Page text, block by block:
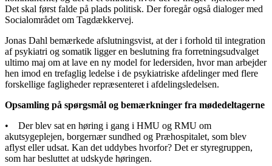
Det skal først falde på plads politisk. Der foregår også dialoger med
Socialområdet om Tagdækkervej.
Jonas Dahl bemærkede afslutningsvist, at der i forhold til integration
af psykiatri og somatik ligger en beslutning fra forretningsudvalget
ultimo maj om at lave en ny model for ledersiden, hvor man arbejder
hen imod en trefaglig ledelse i de psykiatriske afdelinger med flere
forskellige fagligheder repræsenteret i afdelingsledelsen.
Opsamling på spørgsmål og bemærkninger fra mødedeltagerne
• Der blev sat en høring i gang i HMU og RMU om
akutsygeplejen, borgernær sundhed og Præhospitalet, som blev
aflyst eller udsat. Kan det uddybes hvorfor? Det er styregruppen,
som har besluttet at udskyde høringen.